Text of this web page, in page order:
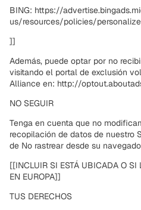
BING: https://
us/resources/policies/
]]
Además, puede optar por no
visitando el portal de exclusión
Alliance en: http://
NO SEGUIR
Tenga en cuenta que no
recopilación de datos de nuestro
de No rastrear desde su
[[INCLUIR SI ESTÁ UBICADA O SI
EN EUROPA]]
TUS DERECHOS